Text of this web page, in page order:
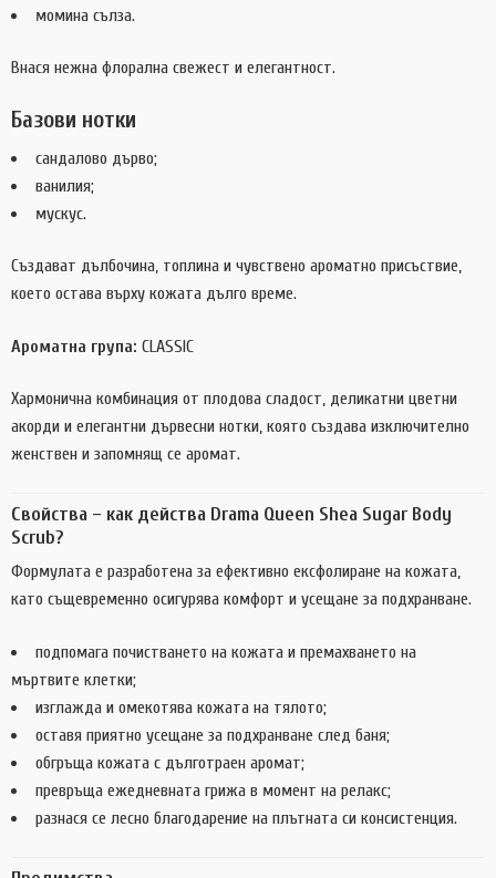
момина сълза.
Внася нежна флорална свежест и елегантност.
Базови нотки
сандалово дърво;
ванилия;
мускус.
Създават дълбочина, топлина и чувствено ароматно присъствие,
което остава върху кожата дълго време.
Ароматна група: CLASSIC
Хармонична комбинация от плодова сладост, деликатни цветни
акорди и елегантни дървесни нотки, която създава изключително
женствен и запомнящ се аромат.
Свойства – как действа Drama Queen Shea Sugar Body
Scrub?
Формулата е разработена за ефективно ексфолиране на кожата,
като същевременно осигурява комфорт и усещане за подхранване.
подпомага почистването на кожата и премахването на
мъртвите клетки;
изглажда и омекотява кожата на тялото;
оставя приятно усещане за подхранване след баня;
обгръща кожата с дълготраен аромат;
превръща ежедневната грижа в момент на релакс;
разнася се лесно благодарение на плътната си консистенция.